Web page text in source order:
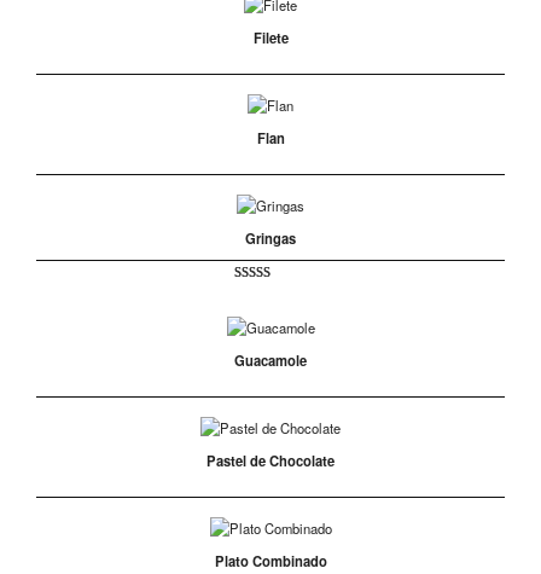
Filete
Flan
Gringas
5.00
basado en
puntuación
Guacamole
Pastel de Chocolate
Plato Combinado